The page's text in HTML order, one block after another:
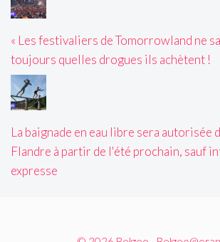
« Les festivaliers de Tomorrowland ne
toujours quelles drogues ils achètent !
La baignade en eau libre sera autorisée
Flandre à partir de l'été prochain, sauf
expresse